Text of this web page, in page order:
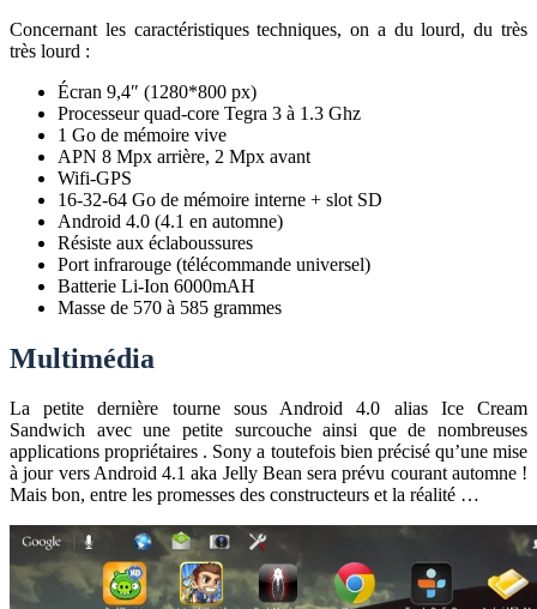
Concernant les caractéristiques techniques, on a du lourd, du très
très lourd :
Écran 9,4″ (1280*800 px)
Processeur quad-core Tegra 3 à 1.3 Ghz
1 Go de mémoire vive
APN 8 Mpx arrière, 2 Mpx avant
Wifi-GPS
16-32-64 Go de mémoire interne + slot SD
Android 4.0 (4.1 en automne)
Résiste aux éclaboussures
Port infrarouge (télécommande universel)
Batterie Li-Ion 6000mAH
Masse de 570 à 585 grammes
Multimédia
La petite dernière tourne sous Android 4.0 alias Ice Cream
Sandwich avec une petite surcouche ainsi que de nombreuses
applications propriétaires . Sony a toutefois bien précisé qu’une mise
à jour vers Android 4.1 aka Jelly Bean sera prévu courant automne !
Mais bon, entre les promesses des constructeurs et la réalité …